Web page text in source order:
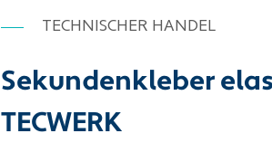
TECHNISCHER HANDEL
Sekundenkleber
TECWERK